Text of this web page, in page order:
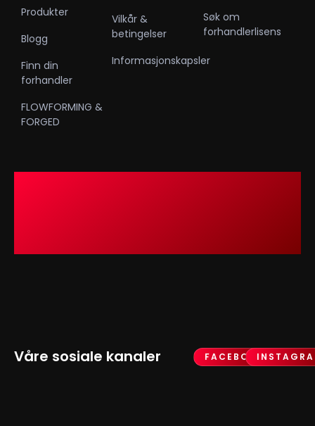
Produkter
Blogg
Finn din
forhandler
FLOWFORMING &
FORGED
Vilkår &
betingelser
Informasjonskapsler
Søk om
forhandlerlisens
Våre sosiale kanaler FACEBOOK